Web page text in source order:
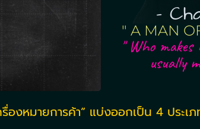
-
" A MAN
" Who
usually
องหมายการค้า” แบ่งออกเป็น 4 ประเ